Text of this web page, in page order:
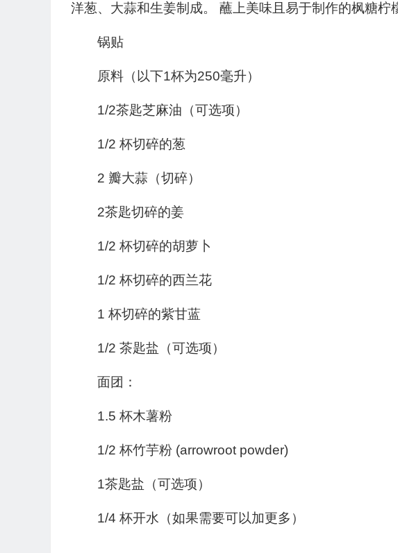
洋葱、大蒜和生姜制成。 蘸上美味且易于制作的枫糖柠
锅贴
原料（以下1杯为250毫升）
1/2茶匙芝麻油（可选项）
1/2 杯切碎的葱
2 瓣大蒜（切碎）
2茶匙切碎的姜
1/2 杯切碎的胡萝卜
1/2 杯切碎的西兰花
1 杯切碎的紫甘蓝
1/2 茶匙盐（可选项）
面团：
1.5 杯木薯粉
1/2 杯竹芋粉 (arrowroot powder)
1茶匙盐（可选项）
1/4 杯开水（如果需要可以加更多）